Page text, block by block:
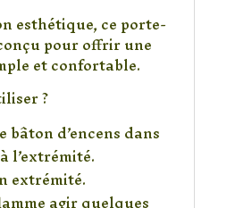
esthétique, ce porte-
pour offrir une
et confortable.
?
d’encens dans
l’extrémité.
extrémité.